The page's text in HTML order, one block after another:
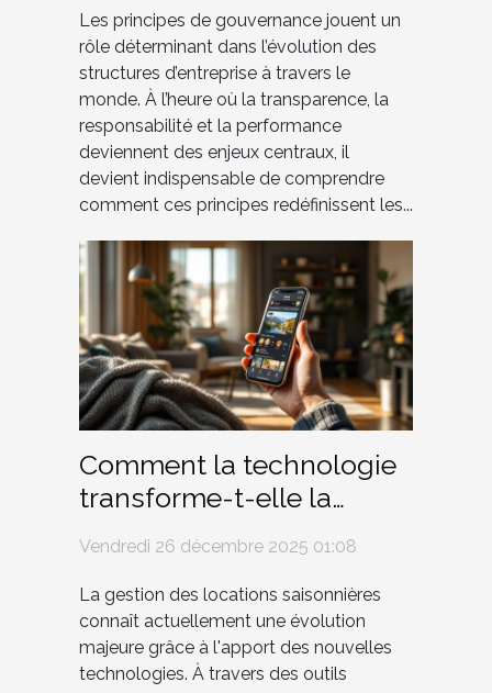
Les principes de gouvernance jouent un
rôle déterminant dans l’évolution des
structures d’entreprise à travers le
monde. À l’heure où la transparence, la
responsabilité et la performance
deviennent des enjeux centraux, il
devient indispensable de comprendre
comment ces principes redéfinissent les...
Comment la technologie
transforme-t-elle la
gestion des locations
saisonnières ?
Vendredi 26 décembre 2025 01:08
La gestion des locations saisonnières
connaît actuellement une évolution
majeure grâce à l'apport des nouvelles
technologies. À travers des outils